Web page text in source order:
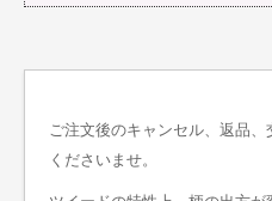
ご注文後のキャンセル、返品
くださいませ。